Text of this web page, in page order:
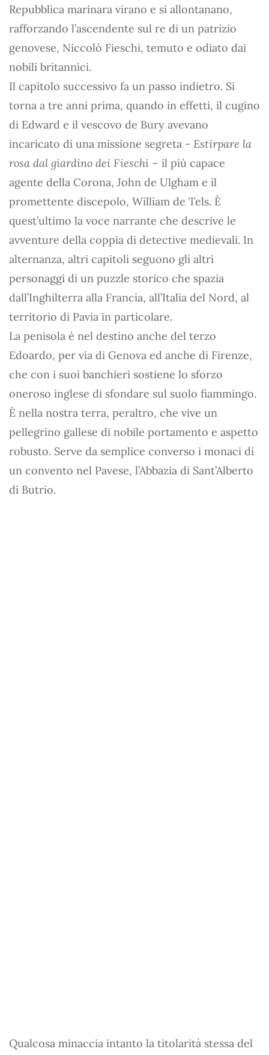
Repubblica marinara virano e si allontanano,
rafforzando l’ascendente sul re di un patrizio
genovese, Niccolò Fieschi, temuto e odiato dai
nobili britannici.
Il capitolo successivo fa un passo indietro. Si
torna a tre anni prima, quando in effetti, il cugino
di Edward e il vescovo de Bury avevano
incaricato di una missione segreta - Estirpare la
rosa dal giardino dei Fieschi – il più capace
agente della Corona, John de Ulgham e il
promettente discepolo, William de Tels. È
quest’ultimo la voce narrante che descrive le
avventure della coppia di detective medievali. In
alternanza, altri capitoli seguono gli altri
personaggi di un puzzle storico che spazia
dall’Inghilterra alla Francia, all’Italia del Nord, al
territorio di Pavia in particolare.
La penisola è nel destino anche del terzo
Edoardo, per via di Genova ed anche di Firenze,
che con i suoi banchieri sostiene lo sforzo
oneroso inglese di sfondare sul suolo fiammingo.
È nella nostra terra, peraltro, che vive un
pellegrino gallese di nobile portamento e aspetto
robusto. Serve da semplice converso i monaci di
un convento nel Pavese, l’Abbazia di Sant’Alberto
di Butrio.
Qualcosa minaccia intanto la titolarità stessa del